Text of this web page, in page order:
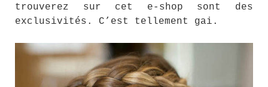
trouverez sur cet e-shop sont des
exclusivités. C’est tellement gai.